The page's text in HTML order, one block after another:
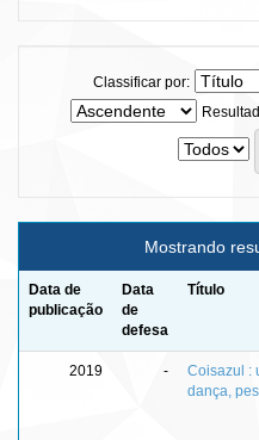
Classificar por:
Mostrando
Data de
publicação
Data
de
defesa
Título
2019 -
Coisazul :
dança,